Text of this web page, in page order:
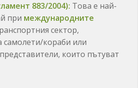
883/2004): Това е най-
при международните
сектор,
самолети/кораби или
които пътуват